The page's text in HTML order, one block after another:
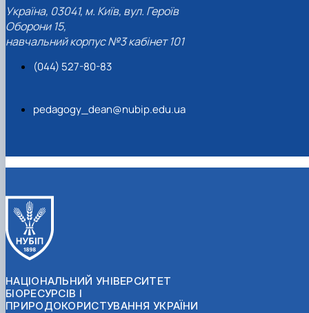
Україна, 03041, м. Київ, вул. Героїв
Оборони 15,
навчальний корпус №3 кабінет 101
(044) 527-80-83
pedagogy_dean@nubip.edu.ua
НАЦІОНАЛЬНИЙ УНІВЕРСИТЕТ
БІОРЕСУРСІВ І
ПРИРОДОКОРИСТУВАННЯ УКРАЇНИ